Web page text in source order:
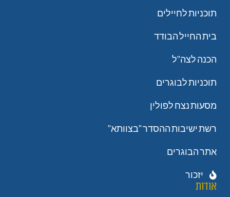
תוכניות לחיילים
בית החייל הבודד
הכנה לצה"ל
תוכניות לבוגרים
מסעות נצח לפולין
רשת ישיבות ההסדר "בצוותא"
אתר הבוגרים
יזכור
אודות